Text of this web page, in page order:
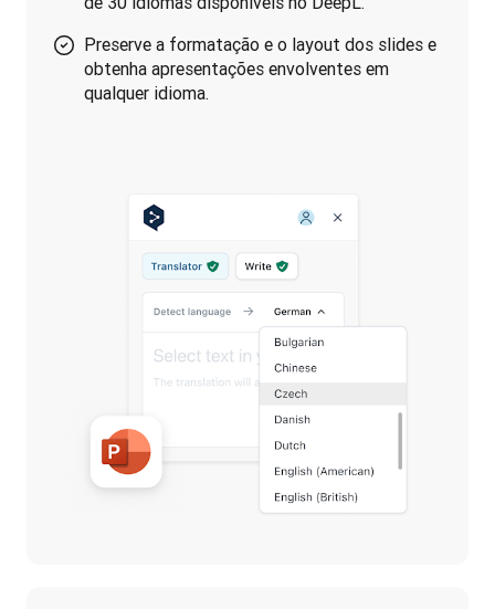
Preserve a formatação e o layout dos slides e
obtenha apresentações envolventes em
qualquer idioma.